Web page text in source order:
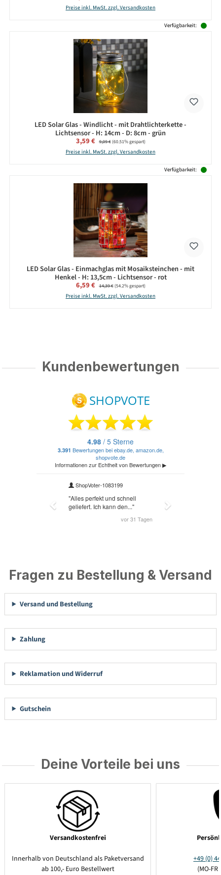
Preise inkl. MwSt. zzgl. Versandkosten
Verfügbarkeit:
LED Solar Glas - Windlicht - mit Drahtlichterkette -
Lichtsensor - H: 14cm - D: 8cm - grün
Verkaufspreis:
3,59 € Regulärer Preis:
9,09 €(60.51% gespart)
Preise inkl. MwSt. zzgl. Versandkosten
Verfügbarkeit:
LED Solar Glas - Einmachglas mit Mosaiksteinchen - mit
Henkel - H: 13,5cm - Lichtsensor - rot
Verkaufspreis:
6,59 € Regulärer Preis:
14,39 €(54.2% gespart)
Preise inkl. MwSt. zzgl. Versandkosten
Kundenbewertungen
Fragen zu Bestellung & Versand
Versand und Bestellung
Zahlung
Reklamation und Widerruf
Gutschein
Deine Vorteile bei uns
Versandkostenfrei
Innerhalb von Deutschland als Paketversand
ab 100,- Euro Bestellwert
+49 (0)
(MO-